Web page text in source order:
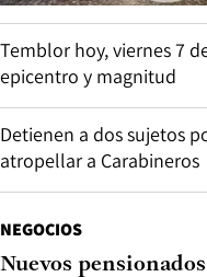
Temblor hoy, viernes 7
epicentro y magnitud
Detienen a dos sujetos
atropellar a Carabineros
NEGOCIOS
Nuevos